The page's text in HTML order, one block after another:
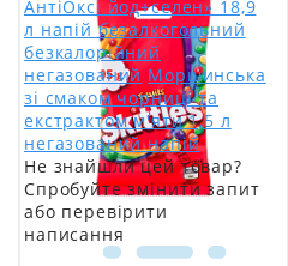
АнтіОксі йод+селен» 18,9
л напій безалкогольний
безкалорійний
негазований Моршинська
зі смаком чорниці та
екстрактом м'яти 1,5 л
негазований напій
Не знайшли цей товар?
Спробуйте змінити запит
або перевірити
написання